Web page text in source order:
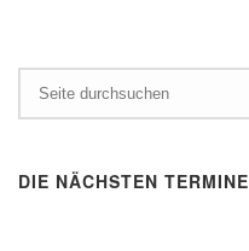
DIE NÄCHSTEN TERMINE